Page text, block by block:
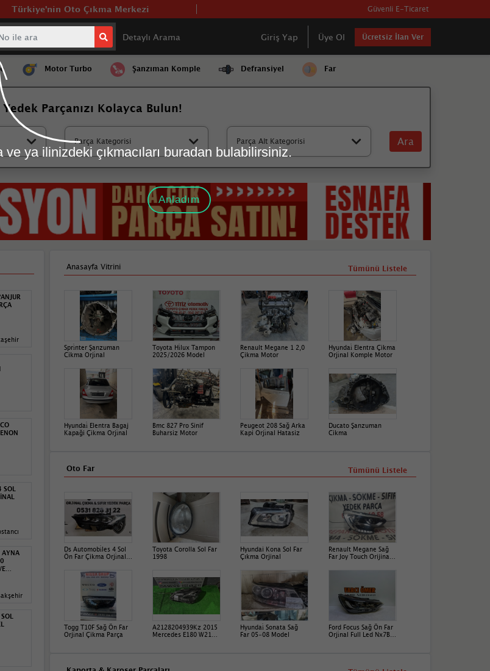
Türkiye'nin Oto Çıkma Merkezi Güvenli E-Ticaret
Detaylı Arama Giriş Yap Üye Ol Ücretsiz İlan Ver
Motor Turbo Şanzıman Komple Defransiyel Far
Parçanızı Kolayca Bulun!
Parça Kategorisi Parça Alt Kategorisi Ara
SOL
AYNA
Anasayfa Vitrini Tümünü Listele
Spri̇nter Şanzuman
Cikma Orji̇nal
Toyota Hi̇lux Tampon
2025/2026 Model
Renault Megane 1 2,0
Çikma Motor
Hyundai̇ Elentra Çikma
Orji̇nal Komple Motor
Hyundai̇ Elentra Bagaj
Kapaği Çikma Orji̇nal
Bmc 827 Pro Sinif
Buharsiz Motor
Peugeot 208 Sağ Arka
Kapi Orji̇nal Hatasiz
Ducato Şanzuman
Cikma
Oto Far Tümünü Listele
Ds Automobi̇les 4 Sol
Ön Far Çikma Orji̇nal
Toyota Corolla Sol Far
1998
Hyundai Kona Sol Far
Çıkma Orjinal
Renault Megane Sağ
Far Joy Touch Orijinal
Hatası
Togg T10F Sağ Ön Far
Orji̇nal Çikma Parça
A2128204939Kz 2015
Mercedes E180 W212
Hyundai̇ Sonata Sağ
Far 05-08 Model
Ford Focus Sağ Ön Far
Orji̇nal Full Led Nx7B-
Anladım
ve ya ilinizdeki çıkmacıları buradan bulabilirsiniz.